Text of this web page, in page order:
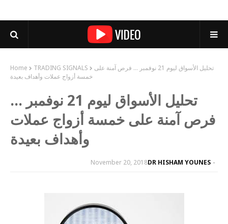
Home TRADING SIGNALS
تحليل الأسواق ليوم 21 نوفمبر ... فرص آمنة على
خمسة أزواج عملات وأهداف بعيدة
تحليل الأسواق ليوم 21 نوفمبر ...
فرص آمنة على خمسة أزواج عملات
وأهداف بعيدة
DR HISHAM YOUNES
November 20, 2018